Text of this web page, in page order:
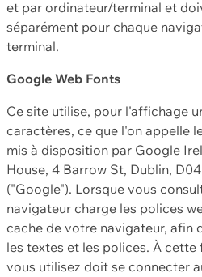
et par ordinateur/terminal et
séparément pour chaque
terminal.
Google Web Fonts
Ce site utilise, pour l'affichage
caractères, ce que l'on appelle
mis à disposition par Google
House, 4 Barrow St, Dublin,
("Google"). Lorsque vous
navigateur charge les polices
cache de votre navigateur, afin
les textes et les polices. À cette
vous utilisez doit se connecter